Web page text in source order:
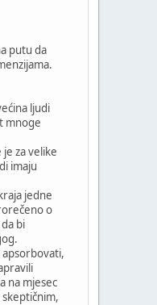
putu da
ljudi
mnoge
za velike
imaju
jedne
o
bi
apsorbovati,
na mjesec
skeptičnim,